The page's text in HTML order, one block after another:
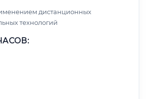
дистанционных
технологий